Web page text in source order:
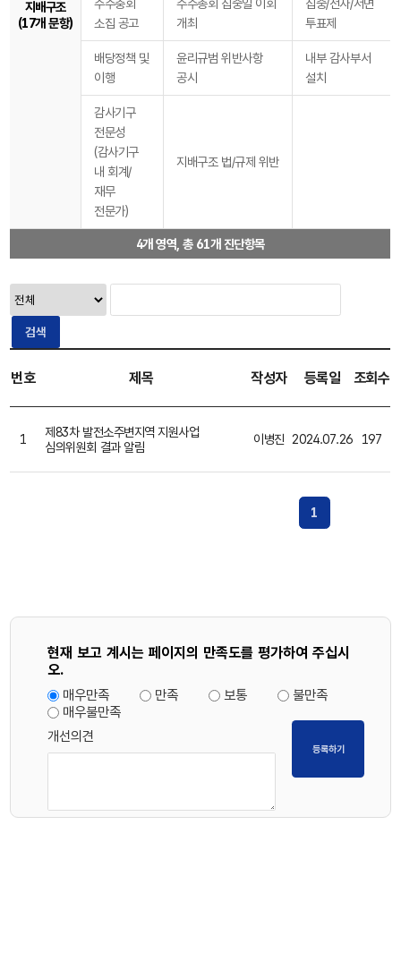
지배구조
(17개 문항)
주주충회
소집 공고
주주총회 집중일 이회
개최
집중/전자/서면
투표제
배당정책 및
이행
윤리규범 위반사항
공시
내부 감사부서
설치
감사기구
전문성
(감사기구
내 회계/
재무
전문가)
지배구조 법/규제 위반
4개 영역, 총 61개 진단항목
검색
번호 제목 작성자 등록일 조회수
1
제83차 발전소주변지역 지원사업
심의위원회 결과 알림
이병진 2024.07.26 197
1